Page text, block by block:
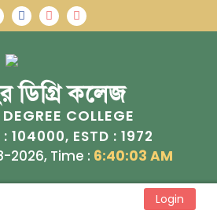
ডিগ্রি কলেজ
COLLEGE
: 104000, ESTD : 1972
2026, Time : 6:40:03 AM
Login